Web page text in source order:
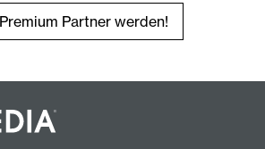
Partner werden!